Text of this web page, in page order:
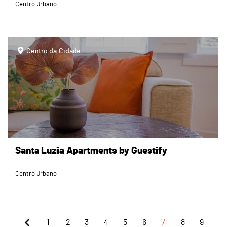
Centro Urbano
page
Centro da Cidade
Santa Luzia Apartments by Guestify
Centro Urbano
1 2 3 4 5 6 7 8 9